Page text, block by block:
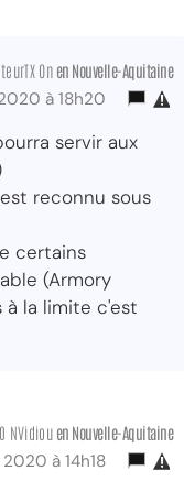
On en Nouvelle-Aquitaine
à 18h20
servir aux
reconnu sous
certains
(Armory
à la limite c'est
NVidiou en Nouvelle-Aquitaine
à 14h18